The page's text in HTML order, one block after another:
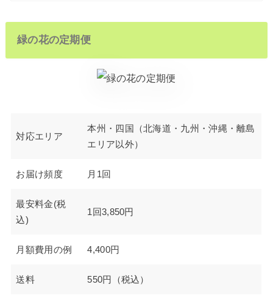
緑の花の定期便
対応エリア
本州・四国（北海道・九州・沖縄・離島
エリア以外）
お届け頻度 月1回
最安料金(税
込)
1回3,850円
月額費用の例 4,400円
送料 550円（税込）